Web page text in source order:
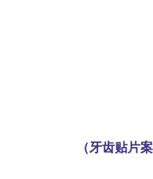
（牙齿贴片